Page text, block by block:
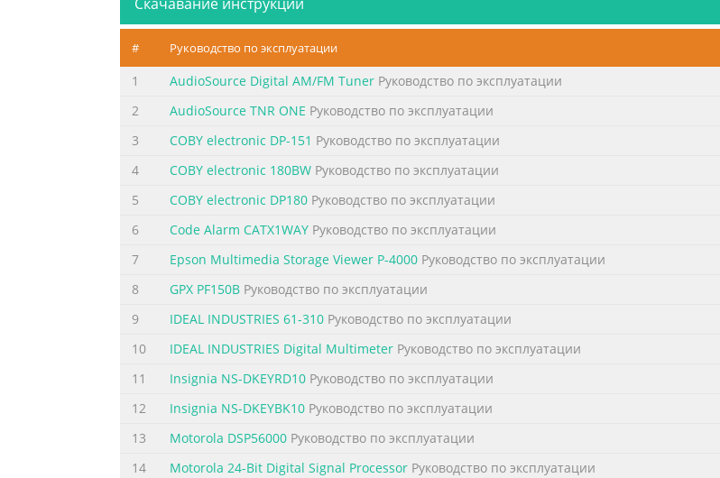
# Руководство по эксплуатации
1 AudioSource Digital AM/FM Tuner Руководство по эксплуатации
2
AudioSource TNR ONE Руководство по эксплуатации
3
COBY electronic DP-151 Руководство по эксплуатации
4
COBY electronic 180BW Руководство по эксплуатации
5
COBY electronic DP180 Руководство по эксплуатации
6
Code Alarm CATX1WAY Руководство по эксплуатации
7
Epson Multimedia Storage Viewer P-4000 Руководство по эксплуатации
8
GPX PF150B Руководство по эксплуатации
9
IDEAL INDUSTRIES 61-310 Руководство по эксплуатации
10
IDEAL INDUSTRIES Digital Multimeter Руководство по эксплуатации
11
Insignia NS-DKEYRD10 Руководство по эксплуатации
12
Insignia NS-DKEYBK10 Руководство по эксплуатации
13
Motorola DSP56000 Руководство по эксплуатации
14
Motorola 24-Bit Digital Signal Processor Руководство по эксплуатации